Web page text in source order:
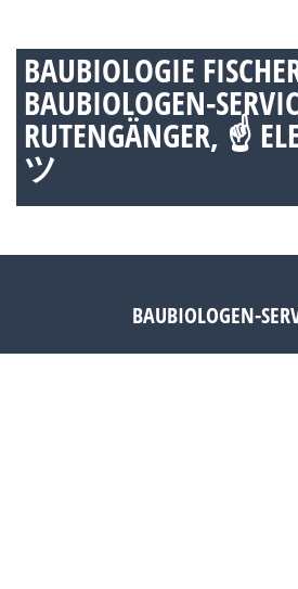
BAUBIOLOGIE
BAUBIOLOGEN-
RUTENGÄNGER, ☝
ツ
BAUBIOLOGEN-